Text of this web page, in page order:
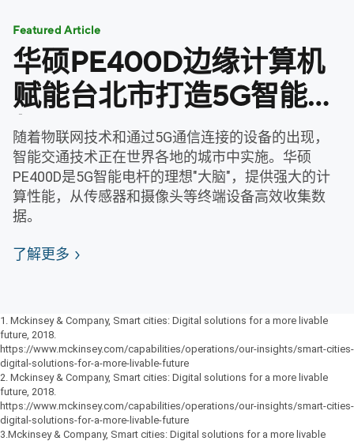
Featured Article
华硕PE400D边缘计算机
赋能台北市打造5G智能路
灯
随着物联网技术和通过5G通信连接的设备的出现，
智能交通技术正在世界各地的城市中实施。华硕
PE400D是5G智能电杆的理想"大脑"，提供强大的计
算性能，从传感器和摄像头等终端设备高效收集数
据。
了解更多
1. Mckinsey & Company, Smart cities: Digital solutions for a more livable
future, 2018.
https://www.mckinsey.com/capabilities/operations/our-insights/smart-cities-
digital-solutions-for-a-more-livable-future
2. Mckinsey & Company, Smart cities: Digital solutions for a more livable
future, 2018.
https://www.mckinsey.com/capabilities/operations/our-insights/smart-cities-
digital-solutions-for-a-more-livable-future
3.Mckinsey & Company, Smart cities: Digital solutions for a more livable